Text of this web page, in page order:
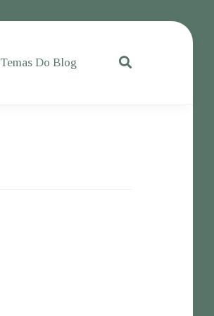
Temas Do Blog